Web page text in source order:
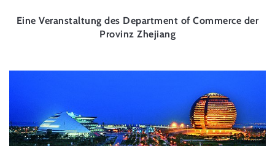
Eine Veranstaltung des Department of Commerce der
Provinz Zhejiang